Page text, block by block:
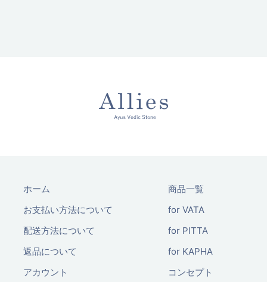
ホーム
お支払い方法について
配送方法について
返品について
アカウント
商品一覧
for VATA
for PITTA
for KAPHA
コンセプト